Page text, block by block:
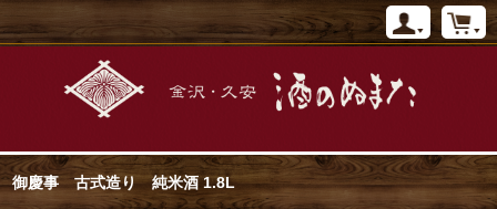
御慶事 古式造り 純米酒 1.8L